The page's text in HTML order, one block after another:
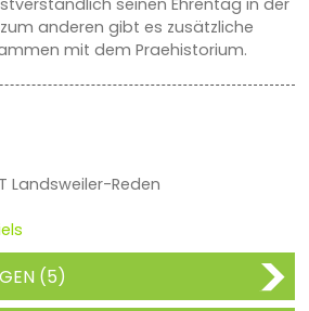
seinen Ehrentag in der
anderen gibt es zusätzliche
mit dem Praehistorium.
Landsweiler-Reden
(5)